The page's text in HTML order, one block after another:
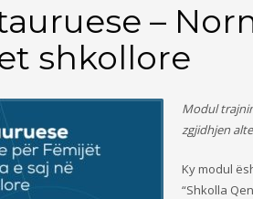
–
shkollore
Modul
zgjidhjen
Ky modul
“Shkolla